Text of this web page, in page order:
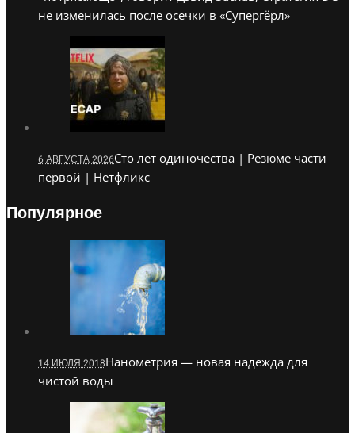
не изменилась после осечки в «Супергёрл»
6 АВГУСТА 2026Сто лет одиночества | Резюме части
первой | Нетфликс
Популярное
14 ИЮЛЯ 2018Нанометрия — новая надежда для
чистой воды